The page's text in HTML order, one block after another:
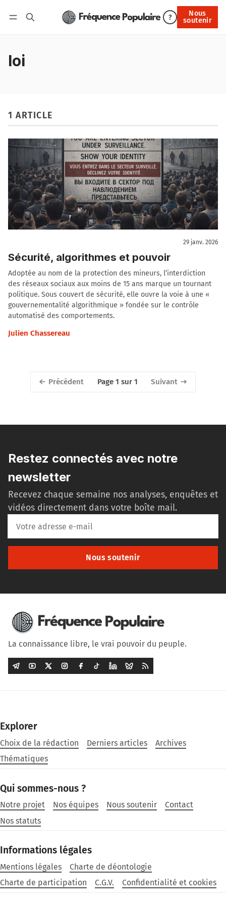
?
Nous
soutenir
Nous soutenir
loi
1 ARTICLE
29 janv. 2026
Sécurité, algorithmes et pouvoir
Adoptée au nom de la protection des mineurs, l’interdiction
des réseaux sociaux aux moins de 15 ans marque un tournant
politique. Sous couvert de sécurité, elle ouvre la voie à une «
gouvernementalité algorithmique » fondée sur le contrôle
automatisé des comportements.
Julien Chassereau
Précédent Page 1 sur 1 Suivant
Restez connectés avec notre
newsletter
Recevez chaque semaine nos analyses, enquêtes et
vidéos directement dans votre boîte mail.
Nous soutenir
La connaissance libre, le vrai pouvoir du peuple.
Explorer
Choix de la rédaction Derniers articles
Archives
Thématiques
Qui sommes-nous ?
Notre projet Nos équipes Nous soutenir
Contact
Nos statuts
Informations légales
Mentions légales
Charte de déontologie
Charte de participation
C.G.V. Confidentialité et cookies